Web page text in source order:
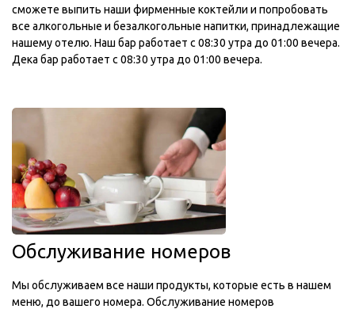
сможете выпить наши фирменные коктейли и попробовать
все алкогольные и безалкогольные напитки, принадлежащие
нашему отелю. Наш бар работает с 08:30 утра до 01:00 вечера.
Дека бар работает с 08:30 утра до 01:00 вечера.
Обслуживание номеров
Мы обслуживаем все наши продукты, которые есть в нашем
меню, до вашего номера. Обслуживание номеров